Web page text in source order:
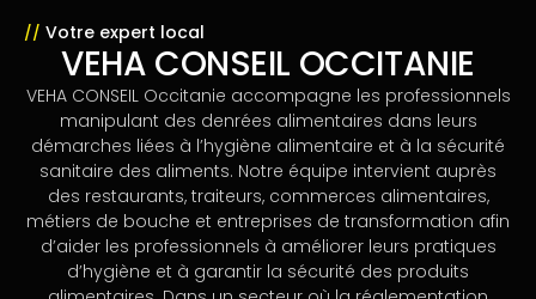
// Votre expert local
VEHA CONSEIL OCCITANIE
VEHA CONSEIL Occitanie accompagne les professionnels
manipulant des denrées alimentaires dans leurs
démarches liées à l’hygiène alimentaire et à la sécurité
sanitaire des aliments. Notre équipe intervient auprès
des restaurants, traiteurs, commerces alimentaires,
métiers de bouche et entreprises de transformation afin
d’aider les professionnels à améliorer leurs pratiques
d’hygiène et à garantir la sécurité des produits